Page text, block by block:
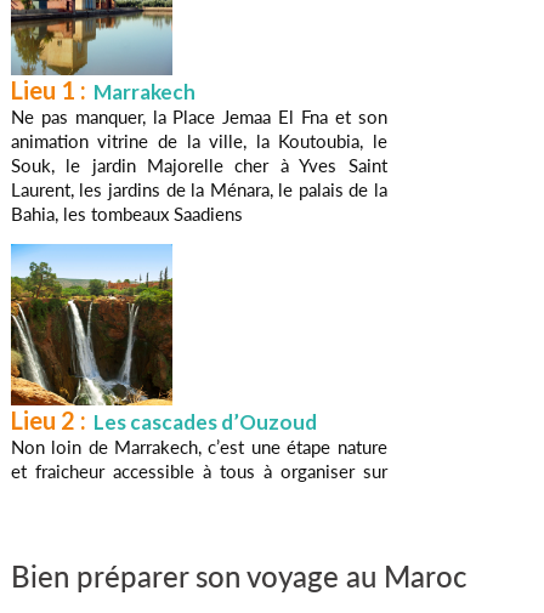
Lieu 1 : Marrakech
Ne pas manquer, la Place Jemaa El Fna et son
animation vitrine de la ville, la Koutoubia, le
Souk, le jardin Majorelle cher à Yves Saint
Laurent, les jardins de la Ménara, le palais de la
Bahia, les tombeaux Saadiens
Lieu 2 : Les cascades d’Ouzoud
Non loin de Marrakech, c’est une étape nature
et fraicheur accessible à tous à organiser sur
Bien préparer son voyage au Maroc